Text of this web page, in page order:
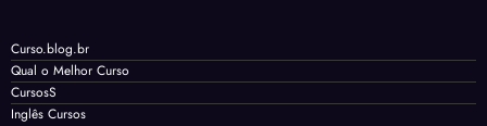
Curso.blog.br
Qual o Melhor Curso
CursosS
Inglês Cursos